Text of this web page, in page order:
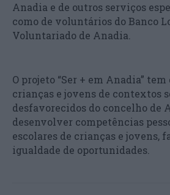
Anadia e de outros serviços
como de voluntários do Banco
Voluntariado de Anadia.
O projeto “Ser + em Anadia”
crianças e jovens de contextos
desfavorecidos do concelho de
desenvolver competências
escolares de crianças e jovens,
igualdade de oportunidades.